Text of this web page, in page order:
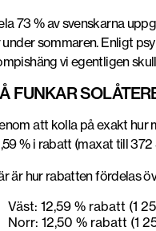
73 % av svenskarna
under sommaren. Enligt
vi egentligen
FUNKAR
att kolla på exakt hur
% i rabatt (maxat till
är hur rabatten fördelas
Väst: 12,59 % rabatt (1
Norr: 12,50 % rabatt (1